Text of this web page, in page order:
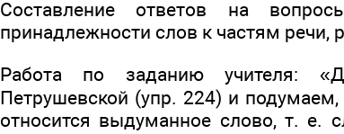
Составление ответов на
принадлежности слов к частям речи,
Работа по заданию учителя:
Петрушевской (упр. 224) и
относится выдуманное слово, т. е.